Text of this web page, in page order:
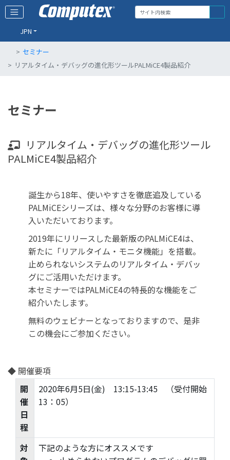
JPN
セミナー
リアルタイム・デバッグの進化形ツールPALMiCE4製品紹介
セミナー
リアルタイム・デバッグの進化形ツール
PALMiCE4製品紹介
誕生から18年、使いやすさを徹底追及している
PALMiCEシリーズは、様々な分野のお客様に導
入いただいております。
2019年にリリースした最新版のPALMiCE4は、
新たに「リアルタイム・モニタ機能」を搭載。
止められないシステムのリアルタイム・デバッ
グにご活用いただけます。
本セミナーではPALMiCE4の特長的な機能をご
紹介いたします。
無料のウェビナーとなっておりますので、是非
この機会にご参加ください。
◆ 開催要項
開
催
日
程
2020年6月5日(金) 13:15-13:45 （受付開始
13：05）
対
下記のような方にオススメです